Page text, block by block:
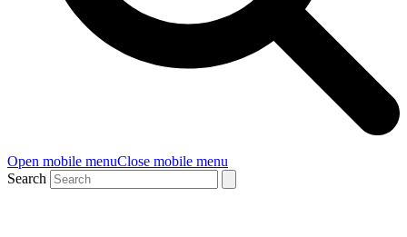
Open mobile menuClose mobile menu
Search